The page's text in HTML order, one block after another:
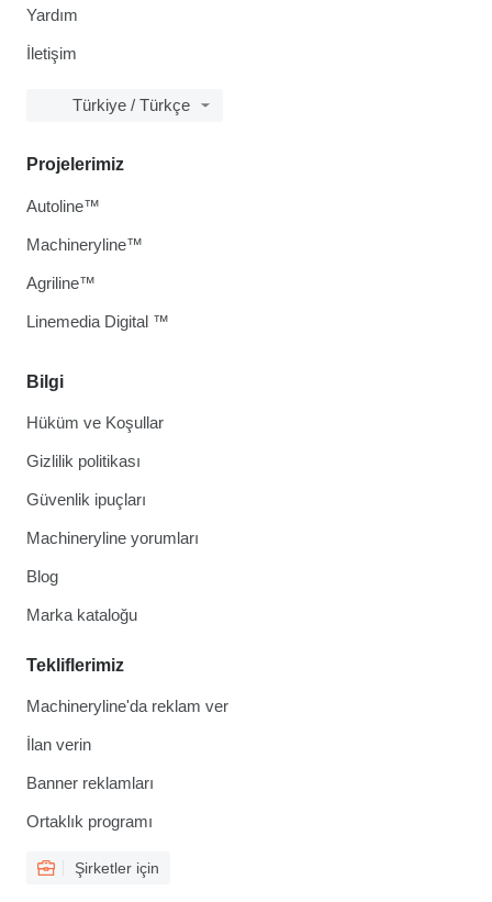
Yardım
İletişim
Türkiye / Türkçe
Bilgi
Hüküm ve Koşullar
Gizlilik politikası
Güvenlik ipuçları
Machineryline yorumları
Blog
Marka kataloğu
Tekliflerimiz
Machineryline'da reklam ver
İlan verin
Banner reklamları
Ortaklık programı
Şirketler için
Projelerimiz
Autoline™
Machineryline™
Agriline™
Linemedia Digital ™